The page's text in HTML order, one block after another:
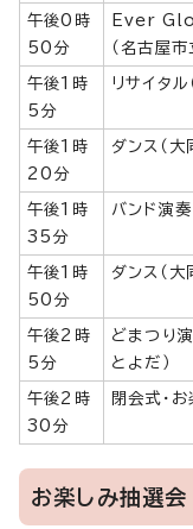
午後0時
50分
Ever Glow
（名古屋
午後1時
5分
リサイタ
午後1時
20分
ダンス（
午後1時
35分
バンド演
午後1時
50分
ダンス（大
午後2時
5分
どまつり
とよだ）
午後2時
30分
閉会式・
お楽しみ抽選会